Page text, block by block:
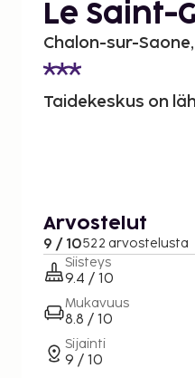
Le Saint-
Chalon-sur-
Taidekeskus on
Arvostelut
9 / 10522 arvostelusta
Siisteys
9.4 / 10
Mukavuus
8.8 / 10
Sijainti
9 / 10